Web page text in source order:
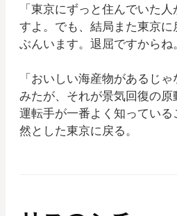
「東京にずっと住んでいた
すよ。でも、結局また東京
ぶんいます。退屈ですからね
「おいしい海産物があるじ
みたが、それが景気回復の
運転手が一番よく知ってい
然とした東京に戻る。